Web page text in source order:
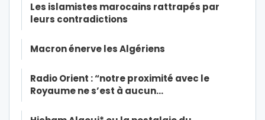
Les islamistes marocains rattrapés par
leurs contradictions
Macron énerve les Algériens
Radio Orient : “notre proximité avec le
Royaume ne s’est à aucun…